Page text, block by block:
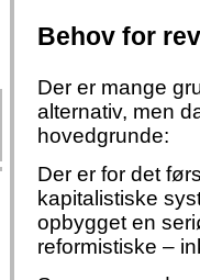
Behov for
Der er mange
alternativ, men
hovedgrunde:
Der er for det
kapitalistiske
opbygget en
reformistiske –